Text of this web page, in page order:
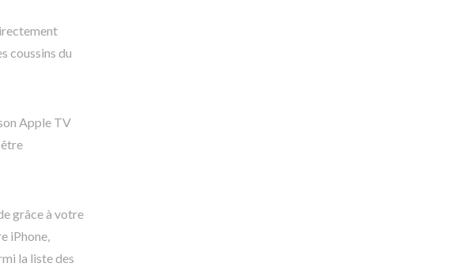
coussins du
Apple TV
grâce à votre
iPhone,
la liste des